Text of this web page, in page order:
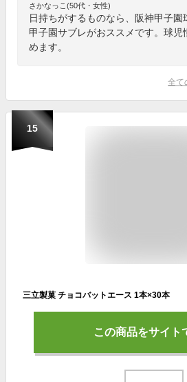
さかなっこ(50代・女性)
日持ちがするものなら、阪神甲子園
甲子園サブレがおススメです。球児
めます。
全て
15
三立製菓 チョコバットエース 1本×30本
この商品をサイト